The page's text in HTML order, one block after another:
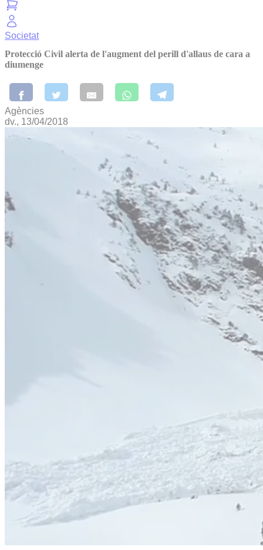
Societat
Protecció Civil alerta de l'augment del perill d'allaus de cara a
diumenge
Agències
dv., 13/04/2018